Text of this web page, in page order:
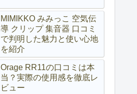
MIMIKKO みみっこ 空気伝
導 クリップ 集音器 口コミ
で判明した魅力と使い心地
を紹介
Orage RR11の口コミは本
当？実際の使用感を徹底レ
ビュー